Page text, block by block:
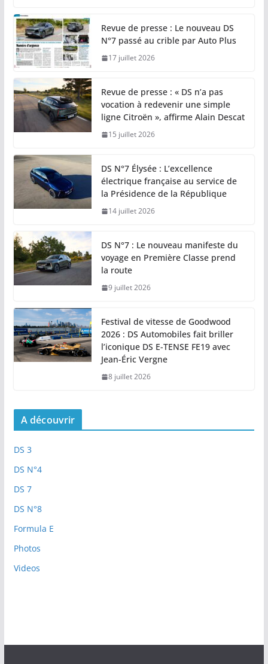
Revue de presse : Le nouveau DS
N°7 passé au crible par Auto Plus
17 juillet 2026
Revue de presse : « DS n’a pas
vocation à redevenir une simple
ligne Citroën », affirme Alain Descat
15 juillet 2026
DS N°7 Élysée : L’excellence
électrique française au service de
la Présidence de la République
14 juillet 2026
DS N°7 : Le nouveau manifeste du
voyage en Première Classe prend
la route
9 juillet 2026
Festival de vitesse de Goodwood
2026 : DS Automobiles fait briller
l’iconique DS E-TENSE FE19 avec
Jean-Éric Vergne
8 juillet 2026
A découvrir
DS 3
DS N°4
DS 7
DS N°8
Formula E
Photos
Videos